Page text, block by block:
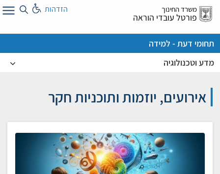
דלג
אל
משרד החינוך
פורטל עובדי הוראה
הזדהות
תחומי דעת - למידה
מדע וטכנולוגיה
אירועים, יוזמות ותוכניות חקר